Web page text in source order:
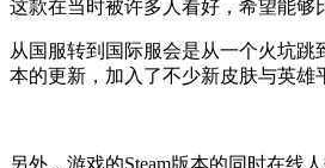
这款在当时被许多人看好，希望能够
从国服转到国际服会是从一个火坑
本的更新，加入了不少新皮肤与英雄
另外，游戏的Steam版本的同时在线